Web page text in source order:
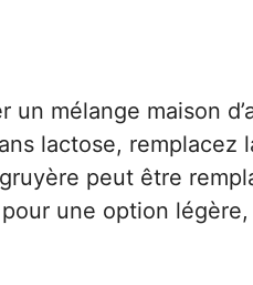
un mélange maison
lactose, remplacez
peut être
une option